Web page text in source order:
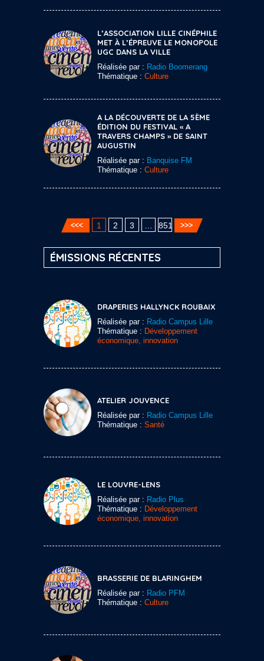
L’ASSOCIATION LILLE CINÉPHILE
MET À L’ÉPREUVE LE MONOPOLE
UGC DANS LA VILLE
Réalisée par : Radio Boomerang
Thématique : Culture
A LA DÉCOUVERTE DE LA 5ÈME
ÉDITION DU FESTIVAL « A
TRAVERS CHAMPS » DE SAINT
AUGUSTIN
Réalisée par : Banquise FM
Thématique : Culture
1 2 3 851
ÉMISSIONS RÉCENTES
DRAPERIES HALLYNCK ROUBAIX
Réalisée par : Radio Campus Lille
Thématique : Développement
économique, innovation
ATELIER JOUVENCE
Réalisée par : Radio Campus Lille
Thématique : Santé
LE LOUVRE-LENS
Réalisée par : Radio Plus
Thématique : Développement
économique, innovation
BRASSERIE DE BLARINGHEM
Réalisée par : Radio PFM
Thématique : Culture